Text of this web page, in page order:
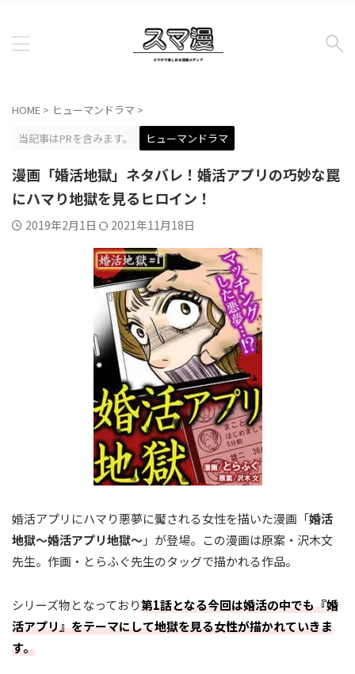
HOME > ヒューマンドラマ >
当記事はPRを含みます。
ヒューマンドラマ
漫画「婚活地獄」ネタバレ！婚活アプリの巧妙な罠
にハマり地獄を見るヒロイン！
2019年2月1日 2021年11月18日
婚活アプリにハマり悪夢に魘される女性を描いた漫画「婚活
地獄〜婚活アプリ地獄〜」が登場。この漫画は原案・沢木文
先生。作画・とらふぐ先生のタッグで描かれる作品。
シリーズ物となっており第1話となる今回は婚活の中でも『婚
活アプリ』をテーマにして地獄を見る女性が描かれていきま
す。